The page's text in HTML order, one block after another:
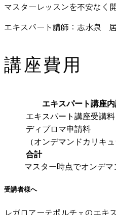
マスターレッスンを不安なく
エキスパート講師：志水泉
講座費用
エキスパート講座
エキスパート講座受講料
ディプロマ申請料
（オンデマンドカリキュ
合計
マスター時点でオンデマ
受講者様へ
レガロアーテポルチェのエキ